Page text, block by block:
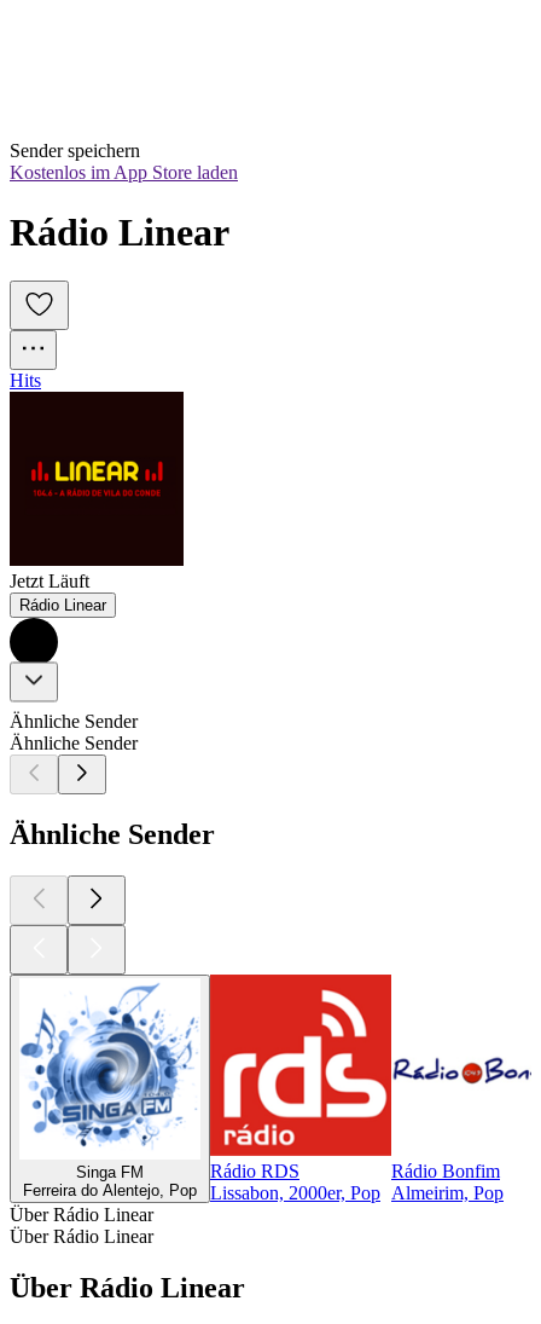
Sender speichern
Kostenlos im App Store laden
Rádio Linear
Hits
Jetzt Läuft
Rádio Linear
Ähnliche Sender
Ähnliche Sender
Ähnliche Sender
Singa FM
Ferreira do Alentejo, Pop
Rádio RDS
Lissabon, 2000er, Pop
Rádio Bonfim
Almeirim, Pop
Über Rádio Linear
Über Rádio Linear
Über Rádio Linear